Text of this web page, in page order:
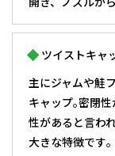
ツイストキャ
主にジャムや鮭
キャップ｡密閉
性があると言わ
大きな特徴です｡